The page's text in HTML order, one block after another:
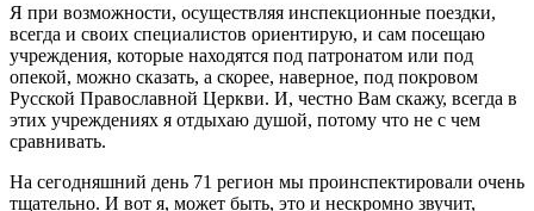
Я при возможности, осуществляя инспекционные поездки,
всегда и своих специалистов ориентирую, и сам посещаю
учреждения, которые находятся под патронатом или под
опекой, можно сказать, а скорее, наверное, под покровом
Русской Православной Церкви. И, честно Вам скажу, всегда в
этих учреждениях я отдыхаю душой, потому что не с чем
сравнивать.
На сегодняшний день 71 регион мы проинспектировали очень
тщательно. И вот я, может быть, это и нескромно звучит,